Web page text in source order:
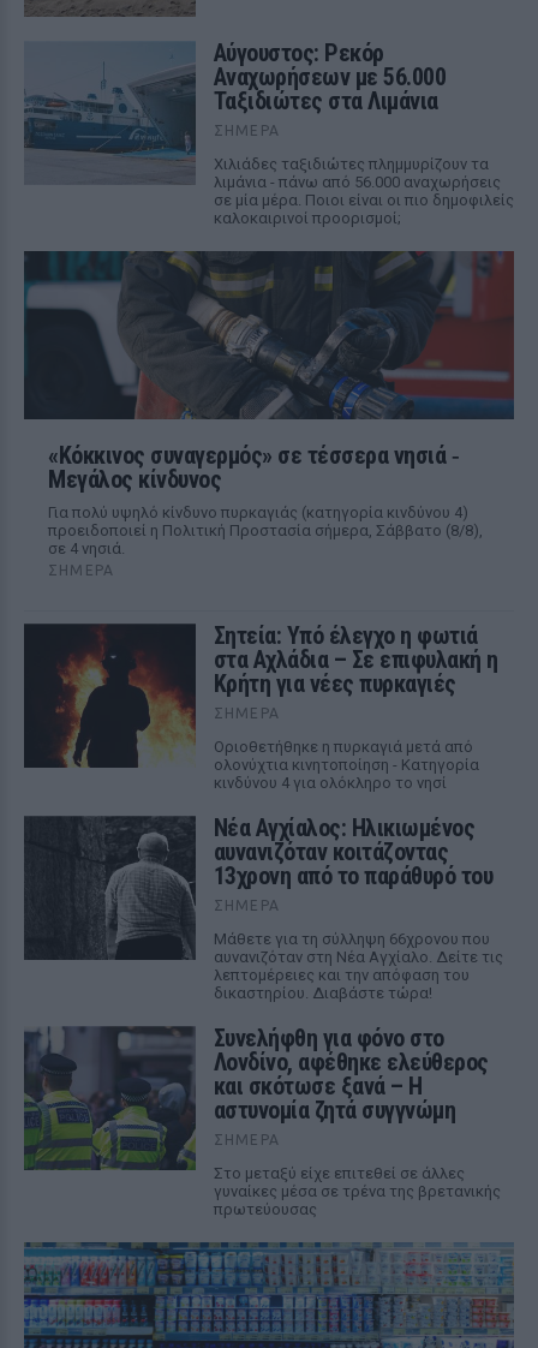
Αύγουστος: Ρεκόρ
Αναχωρήσεων με 56.000
Ταξιδιώτες στα Λιμάνια
ΣΉΜΕΡΑ
Χιλιάδες ταξιδιώτες πλημμυρίζουν τα
λιμάνια - πάνω από 56.000 αναχωρήσεις
σε μία μέρα. Ποιοι είναι οι πιο δημοφιλείς
καλοκαιρινοί προορισμοί;
«Κόκκινος συναγερμός» σε τέσσερα νησιά ‑
Μεγάλος κίνδυνος
Για πολύ υψηλό κίνδυνο πυρκαγιάς (κατηγορία κινδύνου 4)
προειδοποιεί η Πολιτική Προστασία σήμερα, Σάββατο (8/8),
σε 4 νησιά.
ΣΉΜΕΡΑ
Σητεία: Υπό έλεγχο η φωτιά
στα Αχλάδια – Σε επιφυλακή η
Κρήτη για νέες πυρκαγιές
ΣΉΜΕΡΑ
Οριοθετήθηκε η πυρκαγιά μετά από
ολονύχτια κινητοποίηση - Κατηγορία
κινδύνου 4 για ολόκληρο το νησί
Νέα Αγχίαλος: Ηλικιωμένος
αυνανιζόταν κοιτάζοντας
13χρονη από το παράθυρό του
ΣΉΜΕΡΑ
Μάθετε για τη σύλληψη 66χρονου που
αυνανιζόταν στη Νέα Αγχίαλο. Δείτε τις
λεπτομέρειες και την απόφαση του
δικαστηρίου. Διαβάστε τώρα!
Συνελήφθη για φόνο στο
Λονδίνο, αφέθηκε ελεύθερος
και σκότωσε ξανά – Η
αστυνομία ζητά συγγνώμη
ΣΉΜΕΡΑ
Στο μεταξύ είχε επιτεθεί σε άλλες
γυναίκες μέσα σε τρένα της βρετανικής
πρωτεύουσας